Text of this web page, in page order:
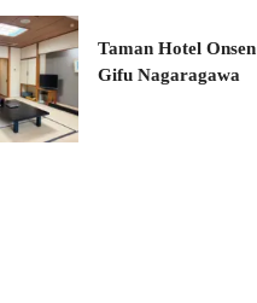
Taman Hotel Onsen
Gifu Nagaragawa